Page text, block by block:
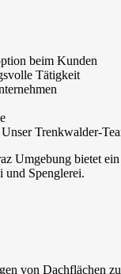
beim Kunden
Tätigkeit
Trenkwalder-
bietet
und Spenglerei.
von Dachflächen